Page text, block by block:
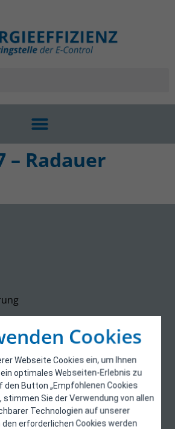
Cookies
Webseite Cookies ein, um Ihnen
optimales Webseiten-Erlebnis zu
den Button „Empfohlenen Cookies
stimmen Sie der Verwendung von allen
Technologien auf unserer
den erforderlichen Cookies werden
– Radauer
control.at
Uhr)